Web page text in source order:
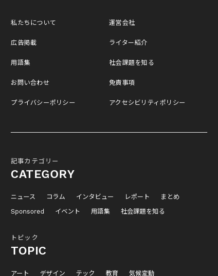
私たちについて
広告掲載
用語集
お問い合わせ
プライバシーポリシー
運営会社
ライター紹介
社会課題を知る
免責事項
アクセシビリティポリシー
記事カテゴリー
CATEGORY
ニュース コラム インタビュー レポート
まとめ
Sponsored
イベント 用語集 社会課題を知る
トピック
TOPIC
アート デザイン テック 教育 気候変動